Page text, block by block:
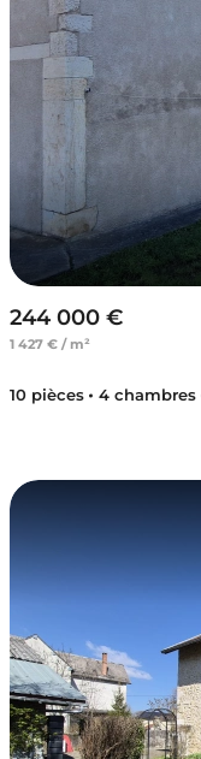
244 000 €
1 427 € / m²
10 pièces 4 chambres